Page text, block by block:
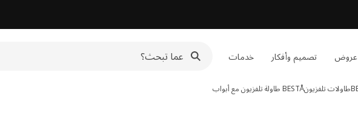
عروض تصميم وأفكار خدمات
طاولات تلفزيونBESTÅ طاولة تلفزيون مع أبواب